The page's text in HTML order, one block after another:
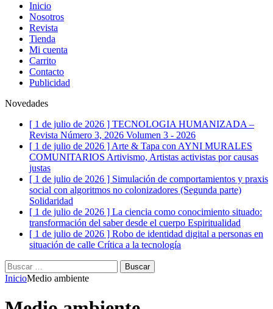
Inicio
Nosotros
Revista
Tienda
Mi cuenta
Carrito
Contacto
Publicidad
Novedades
[ 1 de julio de 2026 ] TECNOLOGIA HUMANIZADA –
Revista Número 3, 2026 Volumen 3 - 2026
[ 1 de julio de 2026 ] Arte & Tapa con AYNI MURALES
COMUNITARIOS Artivismo, Artistas activistas por causas
justas
[ 1 de julio de 2026 ] Simulación de comportamientos y praxis
social con algoritmos no colonizadores (Segunda parte)
Solidaridad
[ 1 de julio de 2026 ] La ciencia como conocimiento situado:
transformación del saber desde el cuerpo Espiritualidad
[ 1 de julio de 2026 ] Robo de identidad digital a personas en
situación de calle Crítica a la tecnología
Buscar:
InicioMedio ambiente